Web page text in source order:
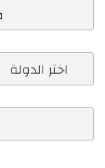
اختر الدولة